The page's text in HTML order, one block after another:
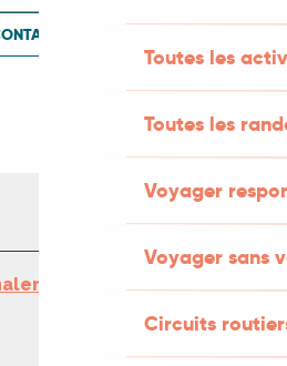
Toutes les
Toutes les
Voyager
Voyager sans
Circuits
NOUS
une erreur